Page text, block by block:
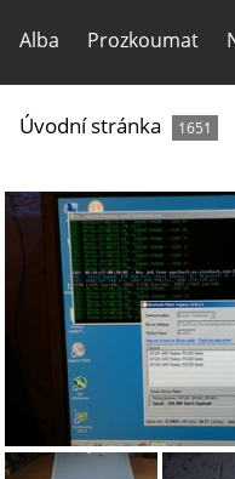
Alba Prozkoumat
Úvodní stránka 1651